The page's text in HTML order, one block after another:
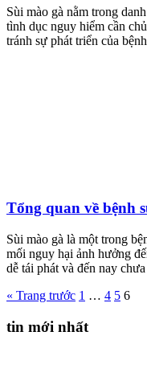
Sùi mào gà nằm trong
tình dục nguy hiểm cần
tránh sự phát triển của
Tổng quan về bệnh
Sùi mào gà là một trong
mối nguy hại ảnh hưởng
dễ tái phát và đến nay
« Trang trước 1 … 4 5 6
tin mới nhất